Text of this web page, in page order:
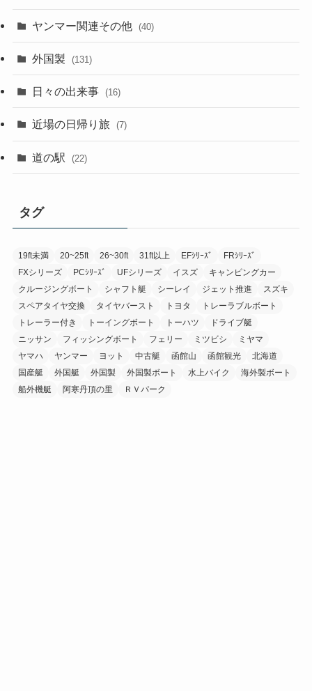
ヤンマー関連その他 (40)
外国製 (131)
日々の出来事 (16)
近場の日帰り旅 (7)
道の駅 (22)
タグ
19ft未満 20~25ft 26~30ft 31ft以上 EFｼﾘｰｽﾞ
FRｼﾘｰｽﾞ
FXシリーズ
PCｼﾘｰｽﾞ UFシリーズ イスズ
キャンピングカー
クルージングボート
シャフト艇 シーレイ ジェット推進
スズキ
スペアタイヤ交換
タイヤバースト トヨタ
トレーラブルボート
トレーラー付き
トーイングボート トーハツ
ドライブ艇
ニッサン
フィッシングボート フェリー ミツビシ
ミヤマ
ヤマハ
ヤンマー ヨット 中古艇 函館山 函館観光
北海道
国産艇
外国艇 外国製 外国製ボート 水上バイク
海外製ボート
船外機艇
阿寒丹頂の里 ＲＶパーク